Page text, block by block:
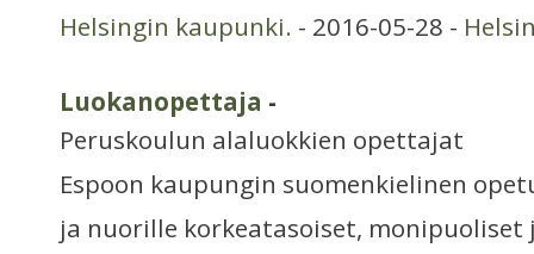
Helsingin kaupunki. - 2016-05-28 -
Luokanopettaja -
Peruskoulun alaluokkien opettajat
Espoon kaupungin suomenkielinen
ja nuorille korkeatasoiset, monipuoliset